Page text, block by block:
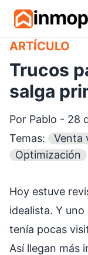
Skip to main content
ARTÍCULO
Trucos
salga
Por Pablo - 28
Temas:
Venta
Optimización
Hoy estuve
idealista. Y
tenía pocas
Así llegan más